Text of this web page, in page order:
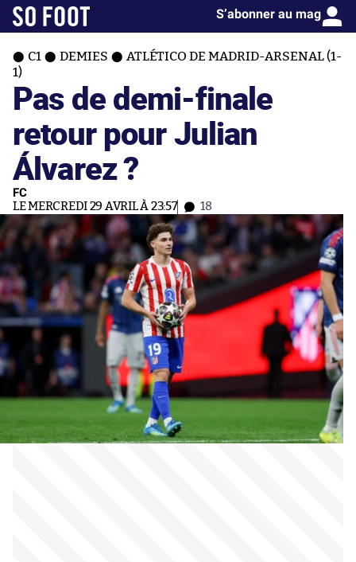
S’abonner au mag
C1 DEMIES
ATLÉTICO DE MADRID-ARSENAL (1-
1)
Pas de demi-finale
retour pour Julian
Álvarez ?
FC
LE MERCREDI 29 AVRIL À 23:57 18